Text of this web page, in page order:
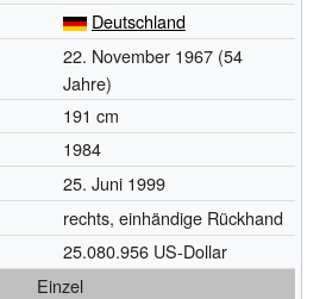
Deutschland
22. November 1967 (54
Jahre)
191 cm
1984
25. Juni 1999
rechts, einhändige Rückhand
25.080.956 US-Dollar
Einzel